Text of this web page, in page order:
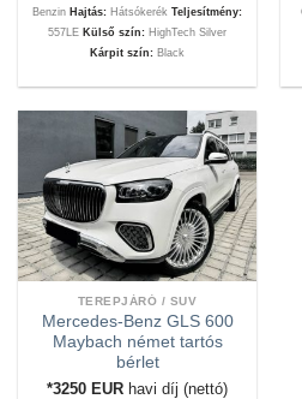
Benzin Hajtás: Hátsókerék Teljesítmény:
557LE Külső szín: HighTech Silver
Kárpit szín: Black
TEREPJÁRÓ / SUV
Mercedes-Benz GLS 600
Maybach német tartós
bérlet
*3250 EUR havi díj (nettó)